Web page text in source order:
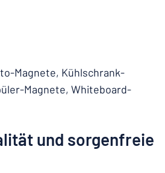
Magnete, Kühlschrank-
Magnete, Whiteboard-
und sorgenfreie